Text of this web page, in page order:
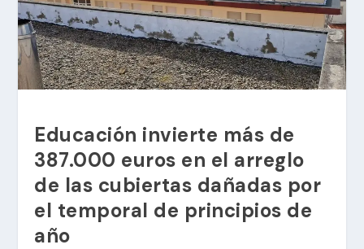
Educación invierte más de
387.000 euros en el arreglo
de las cubiertas dañadas por
el temporal de principios de
año